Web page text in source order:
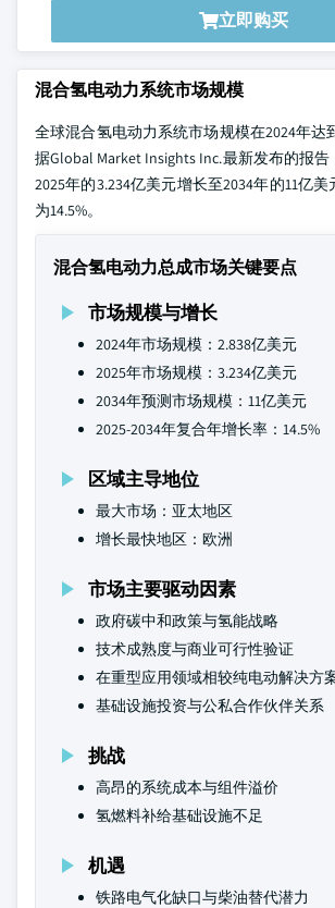
立即购买
混合氢电动力系统市场规模
全球混合氢电动力系统市场规模在2024年达
据Global Market Insights Inc.最新发布的报
2025年的3.234亿美元增长至2034年的11亿
为14.5%。
混合氢电动力总成市场关键要点
市场规模与增长
2024年市场规模：2.838亿美元
2025年市场规模：3.234亿美元
2034年预测市场规模：11亿美元
2025-2034年复合年增长率：14.5%
区域主导地位
最大市场：亚太地区
增长最快地区：欧洲
市场主要驱动因素
政府碳中和政策与氢能战略
技术成熟度与商业可行性验证
在重型应用领域相较纯电动解决方
基础设施投资与公私合作伙伴关系
挑战
高昂的系统成本与组件溢价
氢燃料补给基础设施不足
机遇
铁路电气化缺口与柴油替代潜力